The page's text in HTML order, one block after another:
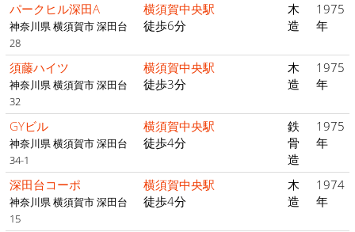
パークヒル深田A
神奈川県 横須賀市 深田台
28
横須賀中央駅
徒歩6分
木
造
1975
年
須藤ハイツ
神奈川県 横須賀市 深田台
32
横須賀中央駅
徒歩3分
木
造
1975
年
GYビル
神奈川県 横須賀市 深田台
34-1
横須賀中央駅
徒歩4分
鉄
骨
造
1975
年
深田台コーポ
神奈川県 横須賀市 深田台
15
横須賀中央駅
徒歩4分
木
造
1974
年